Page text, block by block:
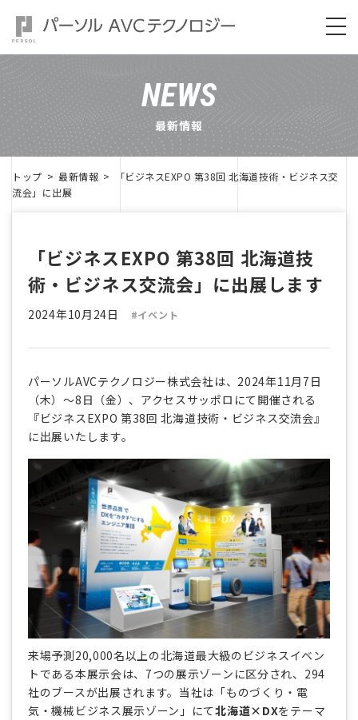
NEWS
最新情報
トップ 最新情報
「ビジネスEXPO 第38回 北海道技術・ビジネス交
流会」に出展
「ビジネスEXPO 第38回 北海道技
術・ビジネス交流会」に出展します
2024年10月24日 #イベント
パーソルAVCテクノロジー株式会社は、2024年11月7日
（木）～8日（金）、アクセスサッポロにて開催される
『ビジネスEXPO 第38回 北海道技術・ビジネス交流会』
に出展いたします。
来場予測20,000名以上の北海道最大級のビジネスイベン
トである本展示会は、7つの展示ゾーンに区分され、294
社のブースが出展されます。当社は「ものづくり・電
気・機械ビジネス展示ゾーン」にて北海道×DXをテーマ